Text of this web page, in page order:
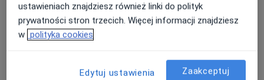
Adres 1 Adres 2
Solutaris
ustawieniach znajdziesz również linki do polityk
prywatności stron trzecich. Więcej informacji znajdziesz
w polityka cookies
Edytuj ustawienia Zaakceptuj